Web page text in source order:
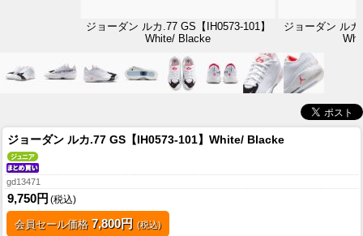
ジョーダン ルカ.77 GS【IH0573-101】
White/ Blacke
ジョーダン ル
ジョーダン ルカ.77 GS【IH0573-101】White/ Blacke
gd13471
9,750円 (税込)
会員セール価格 7,800円 (税込)